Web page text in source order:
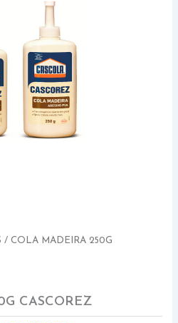
/ COLA MADEIRA 250G
CASCOREZ